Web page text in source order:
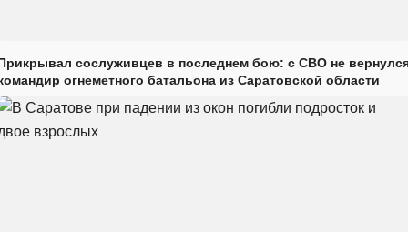
сослуживцев в последнем бою: с СВО не
огнеметного батальона из Саратовской области